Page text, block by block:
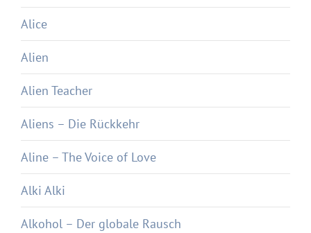
Alice
Alien
Alien Teacher
Aliens – Die Rückkehr
Aline – The Voice of Love
Alki Alki
Alkohol – Der globale Rausch